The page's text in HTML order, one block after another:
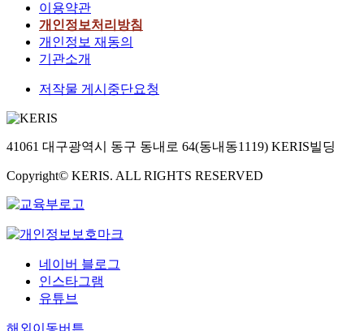
이용약관
개인정보처리방침
개인정보 재동의
기관소개
저작물 게시중단요청
41061 대구광역시 동구 동내로 64(동내동1119) KERIS빌딩
Copyright© KERIS. ALL RIGHTS RESERVED
네이버 블로그
인스타그램
유튜브